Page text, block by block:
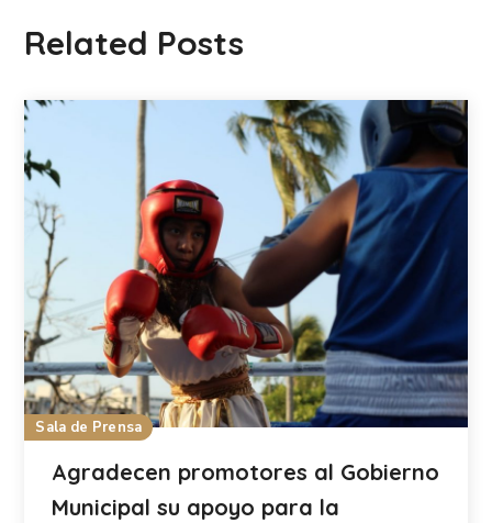
Related Posts
Sala de Prensa
Agradecen promotores al Gobierno
Municipal su apoyo para la